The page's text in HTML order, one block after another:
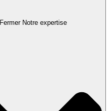
Fermer Notre expertise